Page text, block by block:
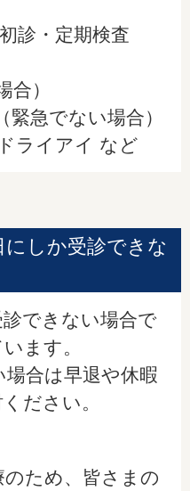
診・定期検査
合）
緊急でない場合）
ライアイ など
しか受診できな
できない場合で
ます。
合は早退や休暇
ださい。
ため、皆さまの